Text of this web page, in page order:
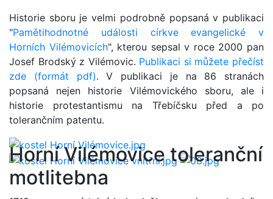
Historie sboru je velmi podrobně popsaná v publikaci
"Pamětihodnotné události církve evangelické v
Horních Vilémovicích", kterou sepsal v roce 2000 pan
Josef Brodský z Vilémovic. Publikaci si můžete přečíst
zde (formát pdf). V publikaci je na 86 stranách
popsaná nejen historie Vilémovického sboru, ale i
historie protestantismu na Třebíčsku před a po
tolerančním patentu.
Horní Vilémovice toleranční
motlitebna